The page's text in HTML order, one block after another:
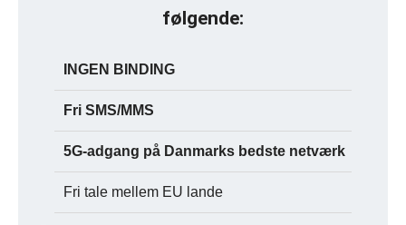
følgende:
INGEN BINDING
Fri SMS/MMS
5G-adgang på Danmarks bedste netværk
Fri tale mellem EU lande